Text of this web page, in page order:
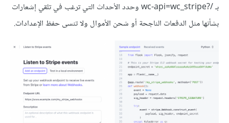
بـ /?wc-api=wc_stripe وحدد الأحداث التي ترغب في تلقي إشعارات
بشأنها مثل الدفعات الناجحة أو شحن الأموال ولا تنسى حفظ الإعدادات.